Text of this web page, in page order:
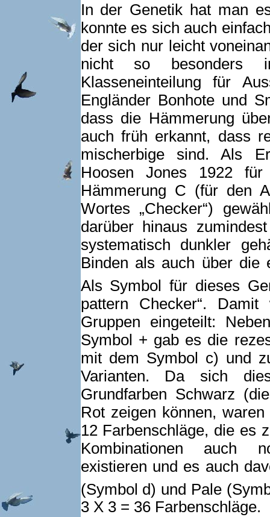
In der Genetik hat man
konnte es sich auch
der sich nur leicht
nicht so besonders
Klasseneinteilung für
Engländer Bonhote und
dass die Hämmerung
auch früh erkannt, dass
mischerbige sind. Als
Hoosen Jones 1922
Hämmerung C (für den
Wortes „Checker“)
darüber hinaus
systematisch dunkler
Binden als auch über die
Als Symbol für dieses
pattern Checker“.
Gruppen eingeteilt:
Symbol + gab es die
mit dem Symbol c) und
Varianten. Da sich
Grundfarben Schwarz
Rot zeigen können,
12 Farbenschläge, die es
Kombinationen auch
existieren und es auch
(Symbol d) und Pale
3 X 3 = 36 Farbenschläge.